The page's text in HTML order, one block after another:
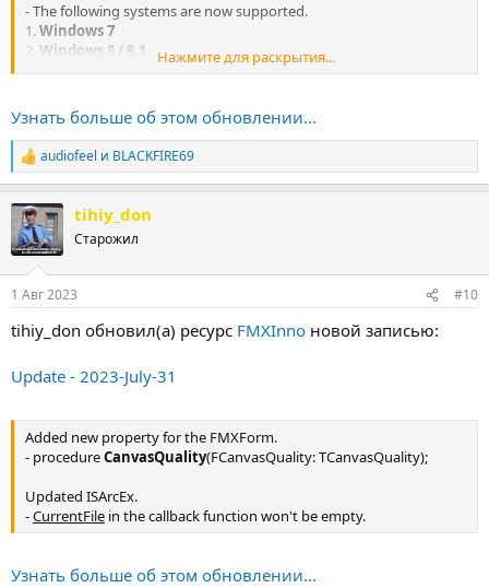
- The following systems are now supported.
1.Windows 7
2. Windows 8 / 8.1
3.Windows 10
Windows 12 Upcoming
- Note: Ensure your scripts are
function
within "FluentApi.dll" has beenmodified.
(*)...
Нажмите для раскрытия...
Узнать больше об этом обновлении...
Р
е
к
ц
и
audiofeel и BLACKFIRE69
tihiy_don
Старожил
1 Авг 2023 #10
tihiy_don обновил(а) ресурс FMXInno новой записью:
Update - 2023-July-31
Added new property for the FMXForm.
- procedureCanvasQuality(FCanvasQuality: TCanvasQuality);
Updated ISArcEx.
-CurrentFile in the callback function won't be empty.
Узнать больше об этом обновлении...